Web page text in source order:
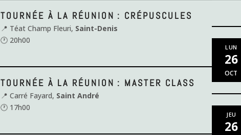
TOURNÉE À LA RÉUNION : CRÉPUSCULES
📍 Téat Champ Fleuri, Saint-Denis
🕐 20h00
TOURNÉE À LA RÉUNION : MASTER CLASS
📍 Carré Fayard, Saint André
🕐 17h00
LUN
26
OCT
JEU
26